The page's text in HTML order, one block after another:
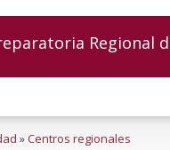
Regional
»Centros regionales